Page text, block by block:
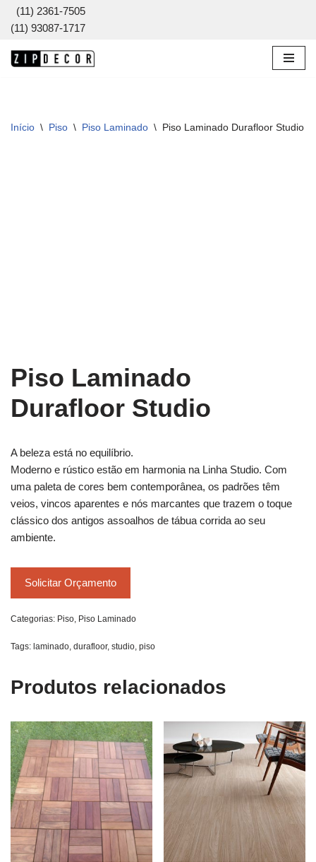
Pular
para
(11) 2361-7505
(11) 93087-1717
Início \ Piso \ Piso Laminado \ Piso Laminado Durafloor Studio
Piso Laminado
Durafloor Studio
A beleza está no equilíbrio.
Moderno e rústico estão em harmonia na Linha Studio. Com
uma paleta de cores bem contemporânea, os padrões têm
veios, vincos aparentes e nós marcantes que trazem o toque
clássico dos antigos assoalhos de tábua corrida ao seu
ambiente.
Solicitar Orçamento
Categorias: Piso Piso Laminado
Tags: laminado durafloor, studio piso
Produtos relacionados